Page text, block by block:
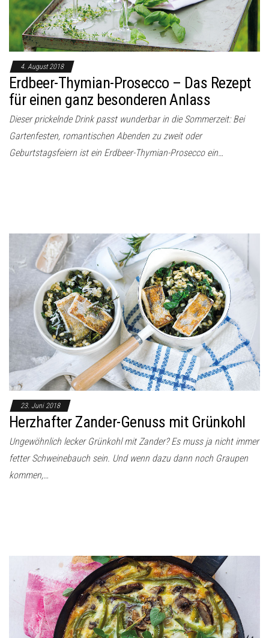
4. August 2018
Erdbeer-Thymian-Prosecco – Das Rezept
für einen ganz besonderen Anlass
Dieser prickelnde Drink passt wunderbar in die Sommerzeit: Bei
Gartenfesten, romantischen Abenden zu zweit oder
Geburtstagsfeiern ist ein Erdbeer-Thymian-Prosecco ein…
23. Juni 2018
Herzhafter Zander-Genuss mit Grünkohl
Ungewöhnlich lecker Grünkohl mit Zander? Es muss ja nicht immer
fetter Schweinebauch sein. Und wenn dazu dann noch Graupen
kommen,…